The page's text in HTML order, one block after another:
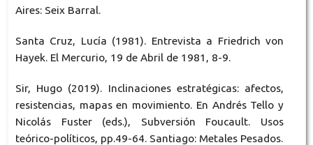
Aires: Seix Barral.
Santa Cruz, Lucía (1981). Entrevista a Friedrich von
Hayek. El Mercurio, 19 de Abril de 1981, 8-9.
Sir, Hugo (2019). Inclinaciones estratégicas: afectos,
resistencias, mapas en movimiento. En Andrés Tello y
Nicolás Fuster (eds.), Subversión Foucault. Usos
teórico-políticos, pp.49-64. Santiago: Metales Pesados.